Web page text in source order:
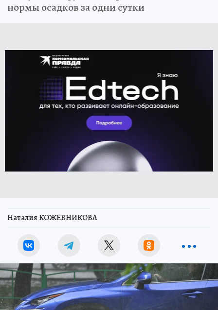
нормы осадков за одни сутки
Наталия КОЖЕВНИКОВА